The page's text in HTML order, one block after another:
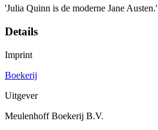
'Julia Quinn is de moderne Jane Austen.'
Details
Imprint
Boekerij
Uitgever
Meulenhoff Boekerij B.V.